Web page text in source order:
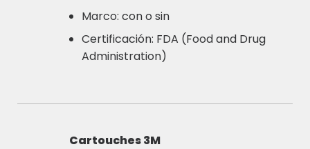
Marco: con o sin
Certificación: FDA (Food and Drug
Administration)
Cartouches 3M